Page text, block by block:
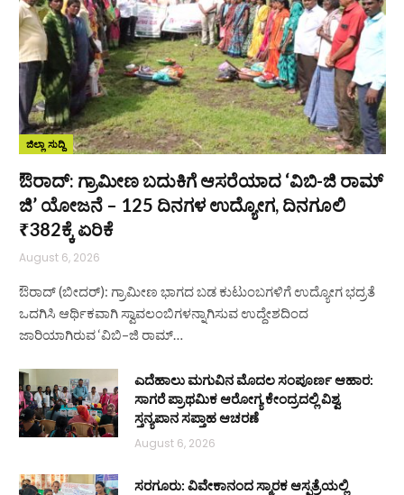
ಜಿಲ್ಲಾ ಸುದ್ದಿ
ಔರಾದ್: ಗ್ರಾಮೀಣ ಬದುಕಿಗೆ ಆಸರೆಯಾದ ‘ವಿಬಿ-ಜಿ ರಾಮ್
ಜಿ’ ಯೋಜನೆ – 125 ದಿನಗಳ ಉದ್ಯೋಗ, ದಿನಗೂಲಿ
₹382ಕ್ಕೆ ಏರಿಕೆ
August 6, 2026
ಔರಾದ್ (ಬೀದರ್): ಗ್ರಾಮೀಣ ಭಾಗದ ಬಡ ಕುಟುಂಬಗಳಿಗೆ ಉದ್ಯೋಗ ಭದ್ರತೆ
ಒದಗಿಸಿ ಆರ್ಥಿಕವಾಗಿ ಸ್ವಾವಲಂಬಿಗಳನ್ನಾಗಿಸುವ ಉದ್ದೇಶದಿಂದ
ಜಾರಿಯಾಗಿರುವ ‘ವಿಬಿ–ಜಿ ರಾಮ್…
ಎದೆಹಾಲು ಮಗುವಿನ ಮೊದಲ ಸಂಪೂರ್ಣ ಆಹಾರ:
ಸಾಗರೆ ಪ್ರಾಥಮಿಕ ಆರೋಗ್ಯ ಕೇಂದ್ರದಲ್ಲಿ ವಿಶ್ವ
ಸ್ತನ್ಯಪಾನ ಸಪ್ತಾಹ ಆಚರಣೆ
August 6, 2026
ಸರಗೂರು: ವಿವೇಕಾನಂದ ಸ್ಮಾರಕ ಆಸ್ಪತ್ರೆಯಲ್ಲಿ